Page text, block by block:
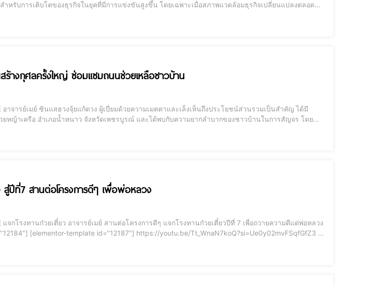
ำหรับการเติบโตของธุรกิจในยุคที่มีการแข่งขันสูงขึ้น โดยเฉพาะเมื่อสภาพแวดล้อมธุรกิจเปลี่ยนแปลงตลอด
ร้างกุศลครั้งใหญ่ ซ่อมแซมถนนช่วยเหลือชาวบ้าน
ยหญ้าเครือ อำเภอน้ำหนาว จังหวัดเพชรบูรณ์ และได้พบกับความยากลำบากของชาวบ้านในการสัญจร โดย
สู่ปีที่7 สานต่อโครงการดีๆ เพื่อพ่อหลวง
อา